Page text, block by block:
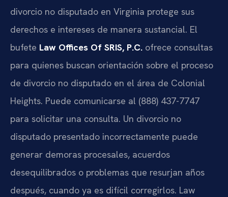
divorcio no disputado en Virginia protege sus
derechos e intereses de manera sustancial. El
bufete Law Offices Of SRIS, P.C. ofrece consultas
para quienes buscan orientación sobre el proceso
de divorcio no disputado en el área de Colonial
Heights. Puede comunicarse al (888) 437-7747
para solicitar una consulta. Un divorcio no
disputado presentado incorrectamente puede
generar demoras procesales, acuerdos
desequilibrados o problemas que resurjan años
después, cuando ya es difícil corregirlos. Law